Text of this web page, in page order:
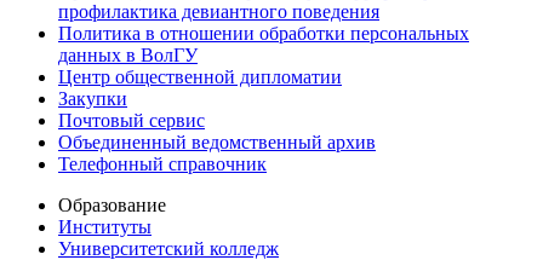
профилактика девиантного поведения
Политика в отношении обработки персональных
данных в ВолГУ
Центр общественной дипломатии
Закупки
Почтовый сервис
Объединенный ведомственный архив
Телефонный справочник
Образование
Институты
Университетский колледж